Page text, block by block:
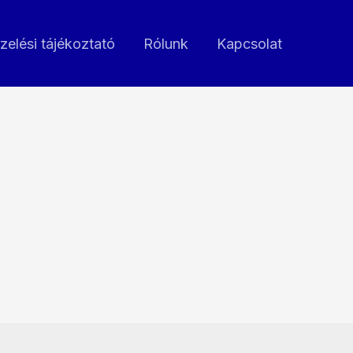
tájékoztató Rólunk Kapcsolat